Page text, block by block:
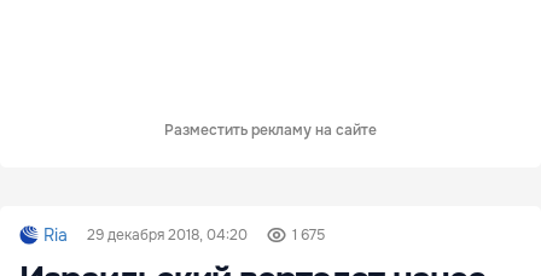
Разместить рекламу на сайте
Ria 29 декабря 2018, 04:20 1 675